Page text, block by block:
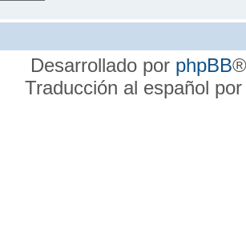
Desarrollado por phpBB
Traducción al español